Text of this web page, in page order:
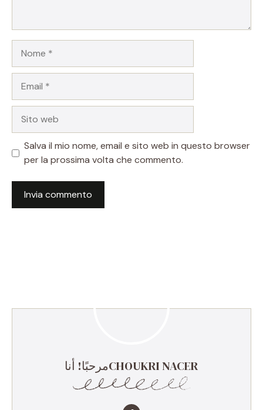
web
Salva il mio nome, email e sito web in questo browser
per la prossima volta che commento.
مرحبًا! أناCHOUKRI NACER